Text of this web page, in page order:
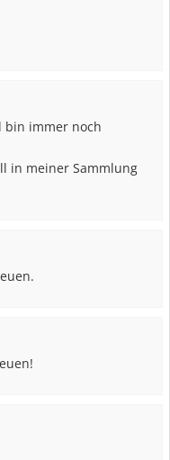
bin immer noch
in meiner Sammlung